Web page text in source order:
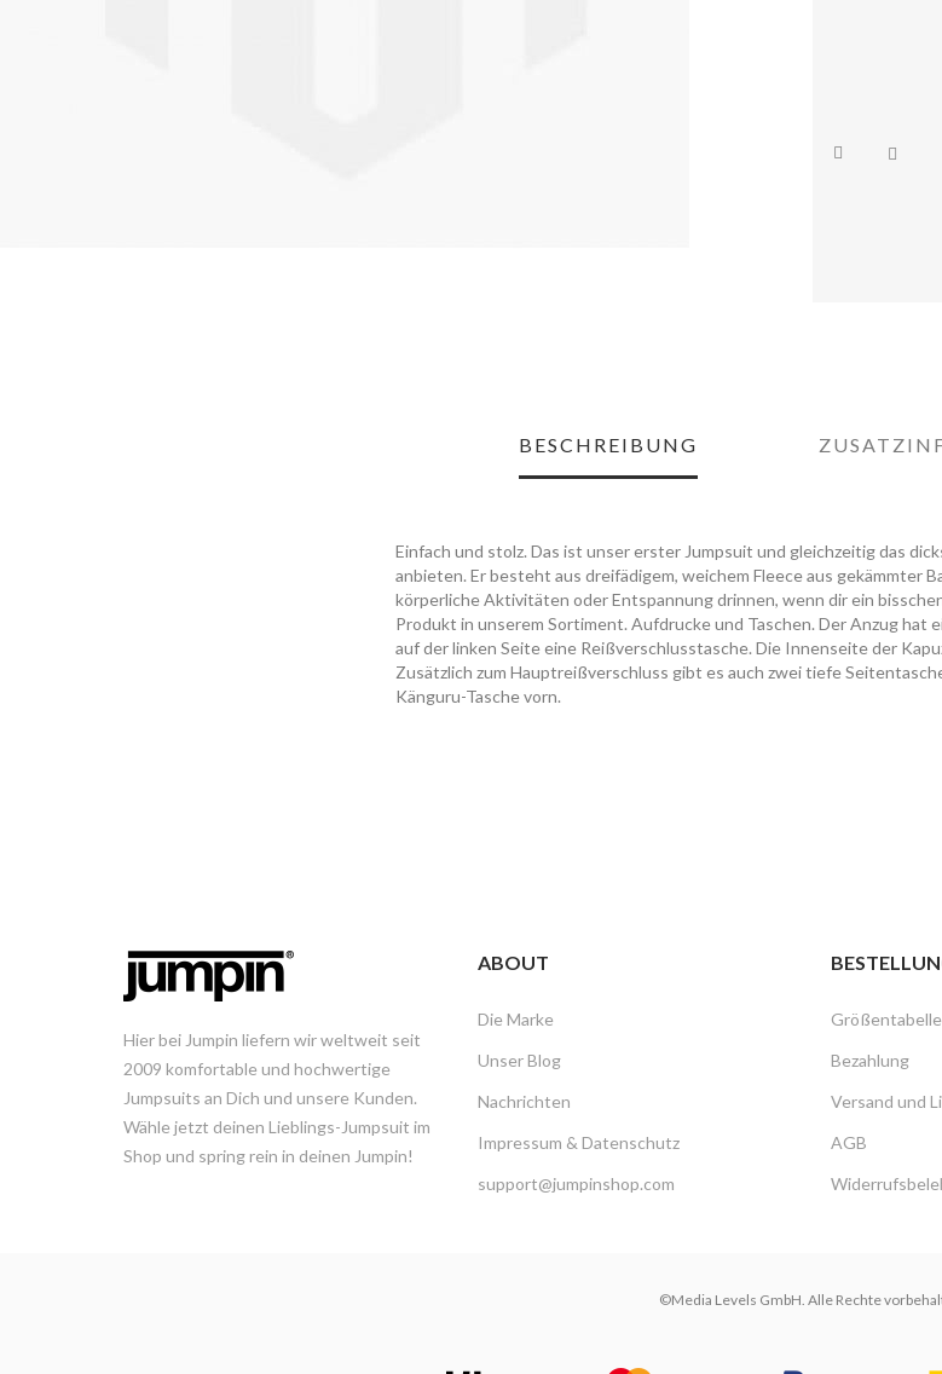
BESCHREIBUNG
Einfach und stolz. Das ist unser erster Jumpsuit und gleichzeitig das
anbieten. Er besteht aus dreifädigem, weichem Fleece aus gekämmter
körperliche Aktivitäten oder Entspannung drinnen, wenn dir ein
Produkt in unserem Sortiment. Aufdrucke und Taschen. Der Anzug hat
auf der linken Seite eine Reißverschlusstasche. Die Innenseite der
Zusätzlich zum Hauptreißverschluss gibt es auch zwei tiefe
Känguru-Tasche vorn.
Hier bei Jumpin liefern wir weltweit seit
2009 komfortable und hochwertige
Jumpsuits an Dich und unsere Kunden.
Wähle jetzt deinen Lieblings-Jumpsuit im
Shop und spring rein in deinen Jumpin!
ABOUT
Die Marke
Unser Blog
Nachrichten
Impressum & Datenschutz
support@jumpinshop.com
Größentabelle
Bezahlung
Versand und
AGB
©Media Levels GmbH. Alle Rechte